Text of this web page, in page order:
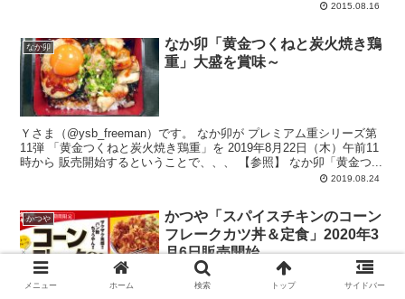
2015.08.16
なか卯
なか卯「黄金つくねと炭火焼き鶏
重」大盛を賞味～
Ｙさま（@ysb_freeman）です。 なか卯が プレミアム重シリーズ第
11弾 「黄金つくねと炭火焼き鶏重」を 2019年8月22日（木）午前11
時から 販売開始するということで、、、 【参照】 なか卯「黄金つ...
2019.08.24
かつや
かつや「スパイスチキンのコーン
フレークカツ丼＆定食」2020年3
月6日販売開始
メニュー ホーム 検索 トップ サイドバー